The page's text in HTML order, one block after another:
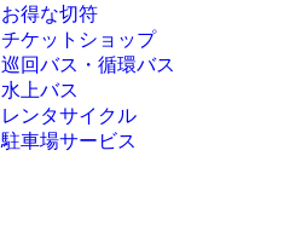
お得な切符
チケットショップ
巡回バス・循環バス
水上バス
レンタサイクル
駐車場サービス